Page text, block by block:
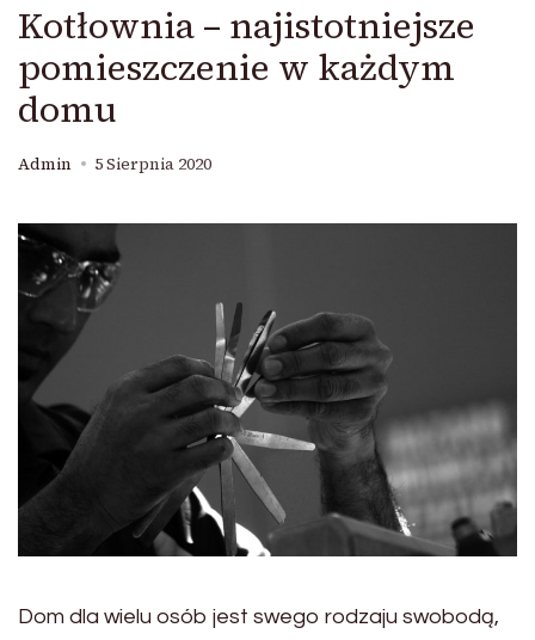
Kotłownia – najistotniejsze
pomieszczenie w każdym
domu
Admin 5 Sierpnia 2020
Dom dla wielu osób jest swego rodzaju swobodą,